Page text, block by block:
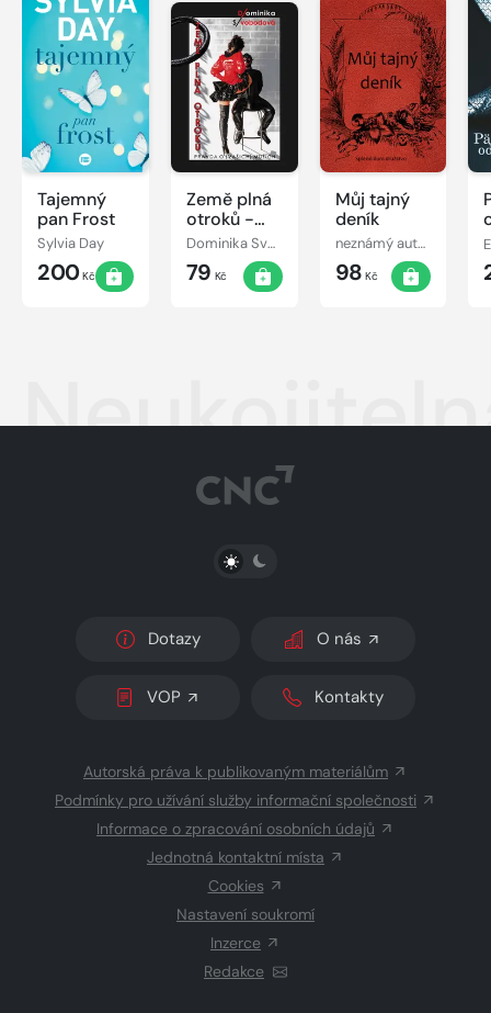
Tajemný
pan Frost
Sylvia Day
200Kč
Země plná
otroků -
Pravda o
(vašich)
mužích
Dominika Svobodová
79 Kč
Můj tajný
deník
neznámý autor
98 Kč
PŘEPNOUT SVĚTLÝ/TMAVÝ REŽIM
Dotazy O nás
VOP Kontakty
Autorská práva k publikovaným materiálům
Podmínky pro užívání služby informační společnosti
Informace o zpracování osobních údajů
Jednotná kontaktní místa
Cookies
Nastavení soukromí
Inzerce
Redakce